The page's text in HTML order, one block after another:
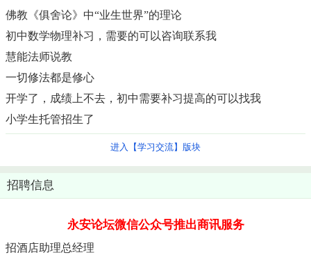
佛教《俱舍论》中“业生世界”的理论
初中数学物理补习，需要的可以咨询联系我
慧能法师说教
一切修法都是修心
开学了，成绩上不去，初中需要补习提高的可以找我
小学生托管招生了
进入【学习交流】版块
招聘信息
永安论坛微信公众号推出商讯服务
招酒店助理总经理